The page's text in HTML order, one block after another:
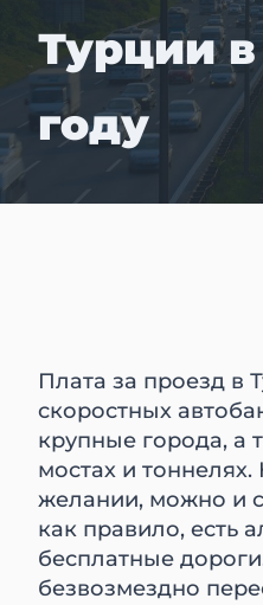
Турции в
году
Плата за проезд в
скоростных
крупные города, а
мостах и
желании, можно и
как правило, есть
бесплатные
безвозмездно